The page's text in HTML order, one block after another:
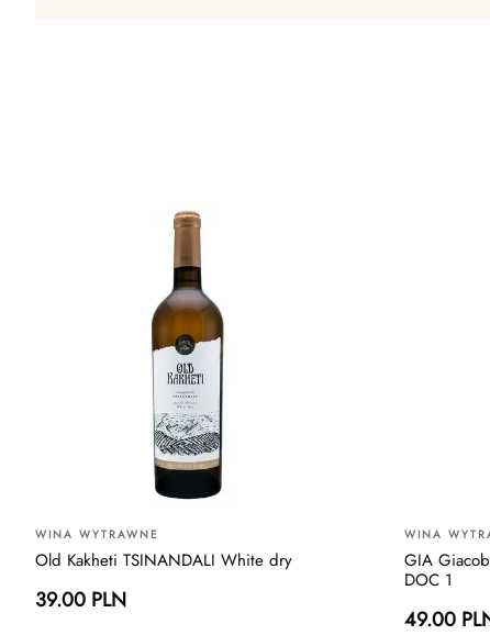
WINA WYTRAWNE
Old Kakheti TSINANDALI White dry
39.00 PLN
WINA
GIA
DOC 1
49.00